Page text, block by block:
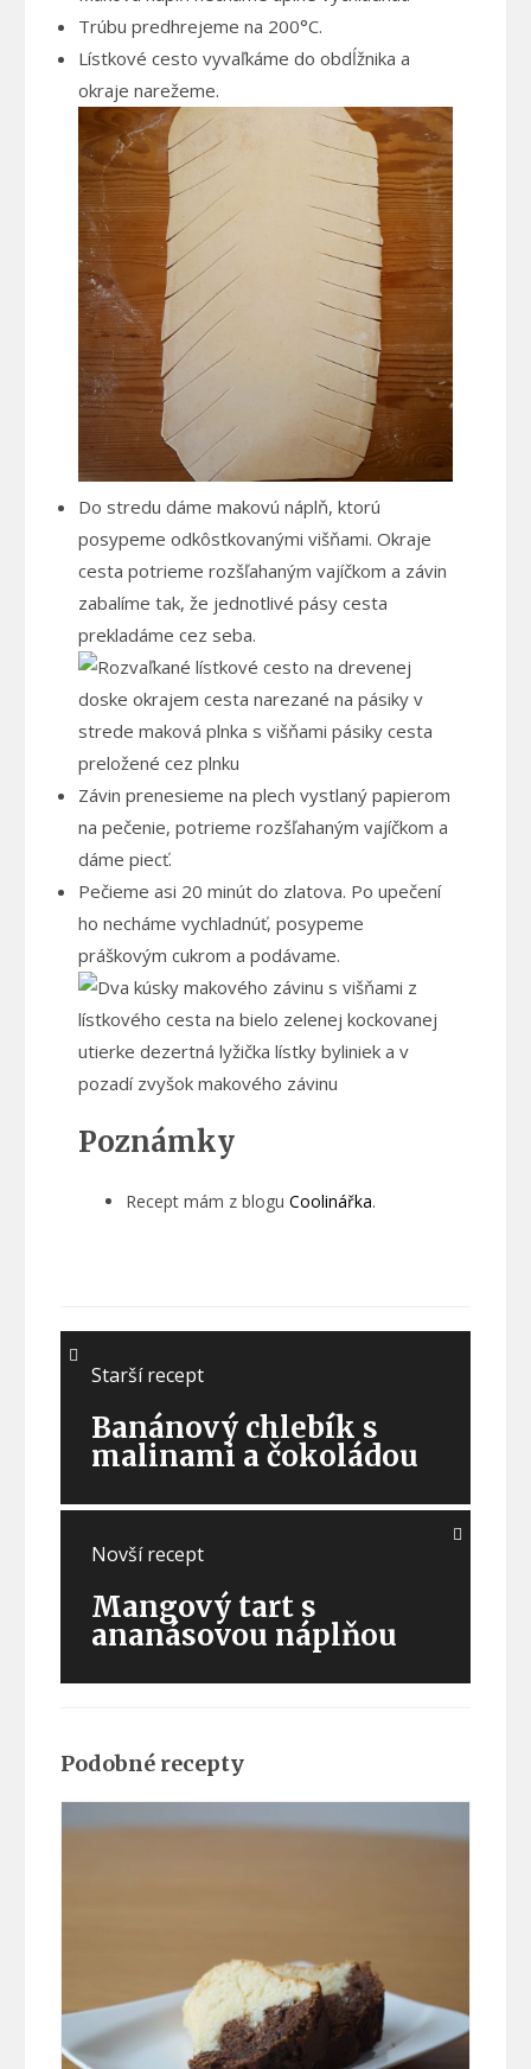
Trúbu predhrejeme na 200°C.
Lístkové cesto vyvaľkáme do obdĺžnika a
okraje narežeme.
Do stredu dáme makovú náplň, ktorú
posypeme odkôstkovanými višňami. Okraje
cesta potrieme rozšľahaným vajíčkom a závin
zabalíme tak, že jednotlivé pásy cesta
prekladáme cez seba.
Závin prenesieme na plech vystlaný papierom
na pečenie, potrieme rozšľahaným vajíčkom a
dáme piecť.
Pečieme asi 20 minút do zlatova. Po upečení
ho necháme vychladnúť, posypeme
práškovým cukrom a podávame.
Poznámky
Recept mám z blogu Coolinářka.
Navigácia
Starší recept
Banánový chlebík s
malinami a čokoládou
Starší
recept:
chlebík
malinami
a
čokoládou
Novší recept
Mangový tart s
ananásovou náplňou
Novší
s
ananásovou
Podobné recepty